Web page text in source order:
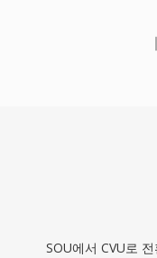
SOU에서 CVU로